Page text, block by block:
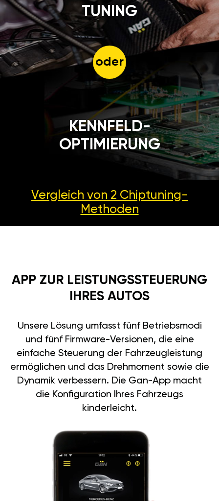
TUNING
oder
KENNFELD-
OPTIMIERUNG
Vergleich von 2 Chiptuning-
Methoden
APP ZUR LEISTUNGSSTEUERUNG
IHRES AUTOS
Unsere Lösung umfasst fünf Betriebsmodi
und fünf Firmware-Versionen, die eine
einfache Steuerung der Fahrzeugleistung
ermöglichen und das Drehmoment sowie die
Dynamik verbessern. Die Gan-App macht
die Konfiguration Ihres Fahrzeugs
kinderleicht.